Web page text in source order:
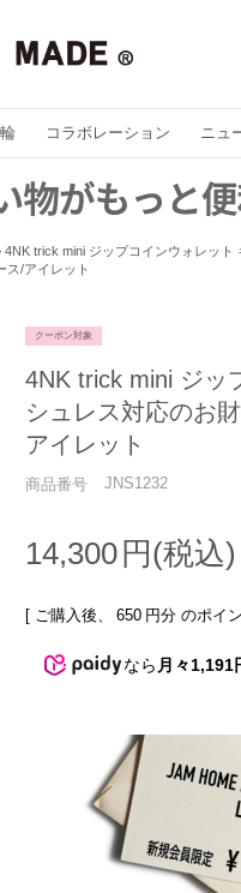
コラボレーション ニュ
4NK trick mini ジップコインウォレット
ス/アイレット
クーポン対象
4NK trick mini ジッ
シュレス対応のお
アイレット
商品番号 JNS1232
14,300
[ ご購入後、 650 円分 のポイ
なら 月々1,191